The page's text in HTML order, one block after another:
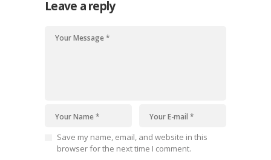
Leave a reply
Save my name, email, and website in this
browser for the next time I comment.